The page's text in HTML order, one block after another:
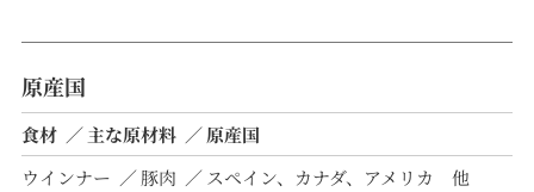
原産国
食材 主な原材料
原産国
ウインナー
豚肉
スペイン、カナダ、アメリカ 他